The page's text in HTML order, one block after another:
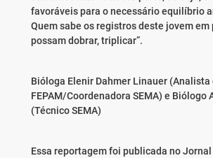
favoráveis para o necessário equilíbrio
Quem sabe os registros deste jovem em
possam dobrar, triplicar”.
Bióloga Elenir Dahmer Linauer (Analista
FEPAM/Coordenadora SEMA) e Biólogo
(Técnico SEMA)
Essa reportagem foi publicada no Jornal